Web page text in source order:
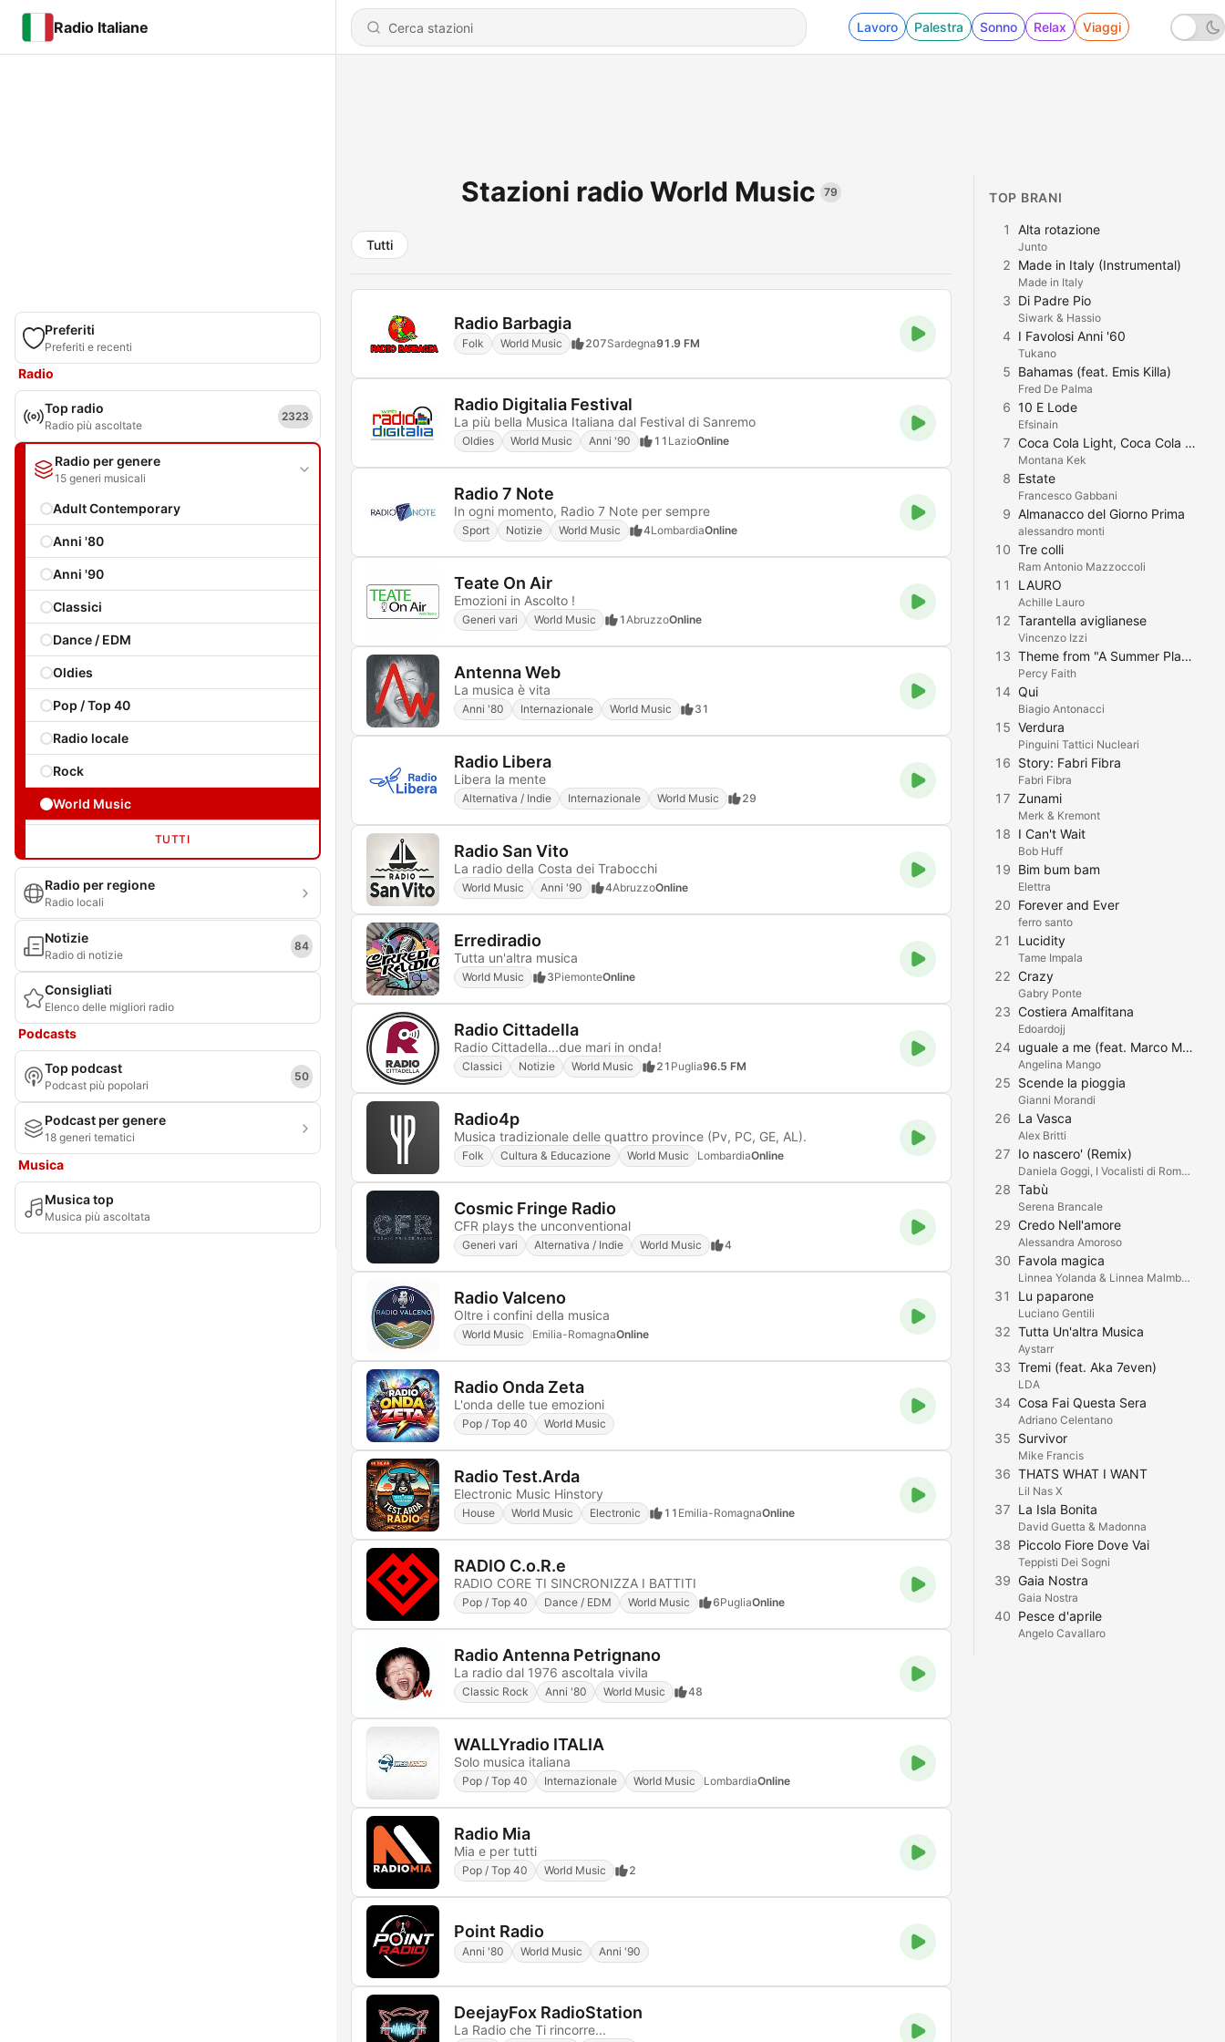
Radio Italiane Lavoro Palestra Sonno Relax Viaggi
Preferiti
Preferiti e recenti
Radio
Top radio
Radio più ascoltate
2323
Radio per genere
15 generi musicali
Adult Contemporary
Anni '80
Anni '90
Classici
Dance / EDM
Oldies
Pop / Top 40
Radio locale
Rock
World Music
TUTTI
Radio per regione
Radio locali
Notizie
Radio di notizie
84
Consigliati
Elenco delle migliori radio
Podcasts
Top podcast
Podcast più popolari
50
Podcast per genere
18 generi tematici
Musica
Musica top
Musica più ascoltata
Stazioni radio World Music 79
Tutti
Radio Barbagia
Folk World Music 207Sardegna91.9 FM
Radio Digitalia Festival
La più bella Musica Italiana dal Festival di Sanremo
Oldies World Music Anni '90 11 LazioOnline
Radio 7 Note
In ogni momento, Radio 7 Note per sempre
Sport Notizie World Music 4LombardiaOnline
Teate On Air
Emozioni in Ascolto !
Generi vari World Music 1AbruzzoOnline
Antenna Web
La musica è vita
Anni '80 Internazionale World Music 31
Radio Libera
Libera la mente
Alternativa / Indie Internazionale World Music 29
Radio San Vito
La radio della Costa dei Trabocchi
World Music Anni '90 4AbruzzoOnline
Errediradio
Tutta un'altra musica
World Music 3PiemonteOnline
Radio Cittadella
Radio Cittadella...due mari in onda!
Classici Notizie World Music 21 Puglia96.5 FM
Radio4p
Musica tradizionale delle quattro province (Pv, PC, GE, AL).
Folk Cultura & Educazione World Music LombardiaOnline
Cosmic Fringe Radio
CFR plays the unconventional
Generi vari Alternativa / Indie World Music 4
Radio Valceno
Oltre i confini della musica
World Music Emilia-RomagnaOnline
Radio Onda Zeta
L'onda delle tue emozioni
Pop / Top 40 World Music
Radio Test.Arda
Electronic Music Hinstory
House World Music Electronic 11 Emilia-RomagnaOnline
RADIO C.o.R.e
RADIO CORE TI SINCRONIZZA I BATTITI
Pop / Top 40 Dance / EDM World Music 6PugliaOnline
Radio Antenna Petrignano
La radio dal 1976 ascoltala vivila
Classic Rock Anni '80 World Music 48
WALLYradio ITALIA
Solo musica italiana
Pop / Top 40 Internazionale World Music LombardiaOnline
Radio Mia
Mia e per tutti
Pop / Top 40 World Music 2
Point Radio
Anni '80 World Music Anni '90
DeejayFox RadioStation
La Radio che Ti rincorre...
TOP BRANI
1 Alta rotazione
Junto
2 Made in Italy (Instrumental)
Made in Italy
3 Di Padre Pio
Siwark & Hassio
4 I Favolosi Anni '60
Tukano
5 Bahamas (feat. Emis Killa)
Fred De Palma
6 10 E Lode
Efsinain
7 Coca Cola Light, Coca Cola Normal, Coca Cola Zero
Montana Kek
8 Estate
Francesco Gabbani
9 Almanacco del Giorno Prima
alessandro monti
10 Tre colli
Ram Antonio Mazzoccoli
11 LAURO
Achille Lauro
12 Tarantella aviglianese
Vincenzo Izzi
13 Theme from "A Summer Place" (Scandalo al sole)
Percy Faith
14 Qui
Biagio Antonacci
15 Verdura
Pinguini Tattici Nucleari
16 Story: Fabri Fibra
Fabri Fibra
17 Zunami
Merk & Kremont
18 I Can't Wait
Bob Huff
19 Bim bum bam
Elettra
20 Forever and Ever
ferro santo
21 Lucidity
Tame Impala
22 Crazy
Gabry Ponte
23 Costiera Amalfitana
Edoardojj
24 uguale a me (feat. Marco Mengoni)
Angelina Mango
25 Scende la pioggia
Gianni Morandi
26 La Vasca
Alex Britti
27 Io nascero' (Remix)
Daniela Goggi, I Vocalisti di Roma, Johnny Dorelli & Ugo Maria Morosi Christy
28 Tabù
Serena Brancale
29 Credo Nell'amore
Alessandra Amoroso
30 Favola magica
Linnea Yolanda & Linnea Malmberg
31 Lu paparone
Luciano Gentili
32 Tutta Un'altra Musica
Aystarr
33 Tremi (feat. Aka 7even)
LDA
34 Cosa Fai Questa Sera
Adriano Celentano
35 Survivor
Mike Francis
36 THATS WHAT I WANT
Lil Nas X
37 La Isla Bonita
David Guetta & Madonna
38 Piccolo Fiore Dove Vai
Teppisti Dei Sogni
39 Gaia Nostra
Gaia Nostra
40 Pesce d'aprile
Angelo Cavallaro